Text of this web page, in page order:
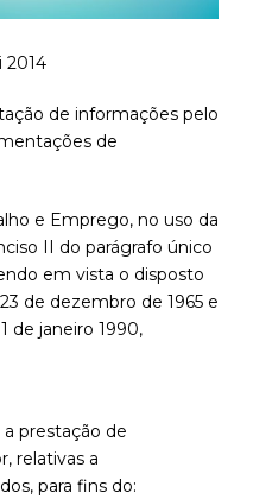
2014
de informações pelo
de
e Emprego, no uso da
II do parágrafo único
em vista o disposto
de dezembro de 1965 e
de janeiro 1990,
a prestação de
relativas a
para fins do: